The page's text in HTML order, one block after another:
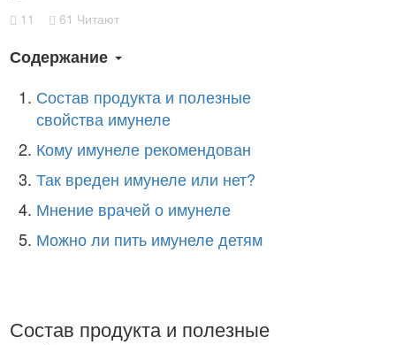
11 61 Читают
Содержание
Состав продукта и полезные
свойства имунеле
Кому имунеле рекомендован
Так вреден имунеле или нет?
Мнение врачей о имунеле
Можно ли пить имунеле детям
Состав продукта и полезные